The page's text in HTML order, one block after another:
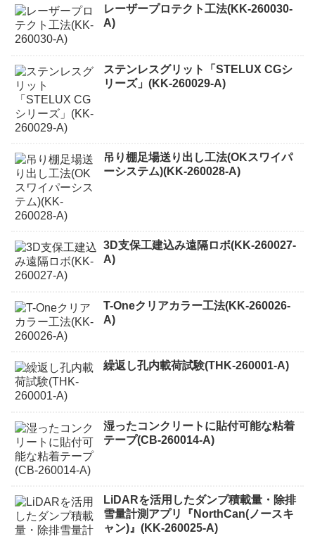
レーザープロテクト⼯法(KK-260030-
A)
ステンレスグリット「STELUX CGシ
リーズ」(KK-260029-A)
吊り棚足場送り出し工法(OKスワイパ
ーシステム)(KK-260028-A)
3D支保工建込み遠隔ロボ(KK-260027-
A)
T-Oneクリアカラー工法(KK-260026-
A)
繰返し孔内載荷試験(THK-260001-A)
湿ったコンクリートに貼付可能な粘着
テープ(CB-260014-A)
LiDARを活用したダンプ積載量・除排
雪量計測アプリ『NorthCan(ノースキ
ャン)』(KK-260025-A)